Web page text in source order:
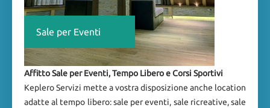
Sale per Eventi
Affitto Sale per Eventi, Tempo Libero e Corsi Sportivi
Keplero Servizi mette a vostra disposizione anche location
adatte al tempo libero: sale per eventi, sale ricreative, sale